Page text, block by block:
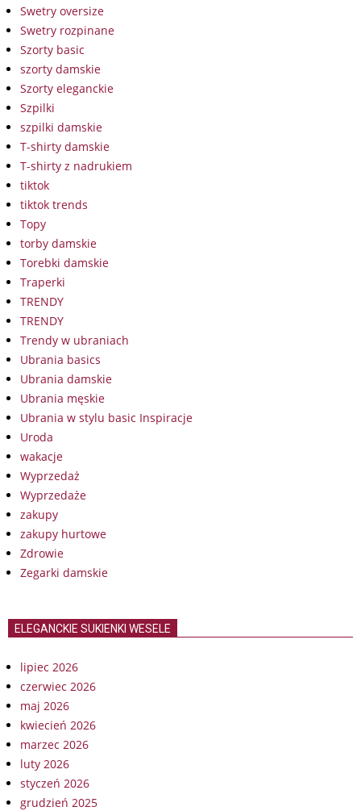
Swetry oversize
Swetry rozpinane
Szorty basic
szorty damskie
Szorty eleganckie
Szpilki
szpilki damskie
T-shirty damskie
T-shirty z nadrukiem
tiktok
tiktok trends
Topy
torby damskie
Torebki damskie
Traperki
TRENDY
TRENDY
Trendy w ubraniach
Ubrania basics
Ubrania damskie
Ubrania męskie
Ubrania w stylu basic Inspiracje
Uroda
wakacje
Wyprzedaż
Wyprzedaże
zakupy
zakupy hurtowe
Zdrowie
Zegarki damskie
ELEGANCKIE SUKIENKI WESELE
lipiec 2026
czerwiec 2026
maj 2026
kwiecień 2026
marzec 2026
luty 2026
styczeń 2026
grudzień 2025